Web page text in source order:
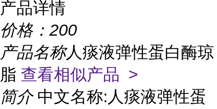
产品详情
价格： 200
产品名称人痰液弹性蛋白酶琼
脂 查看相似产品 >
简介 中文名称:人痰液弹性蛋